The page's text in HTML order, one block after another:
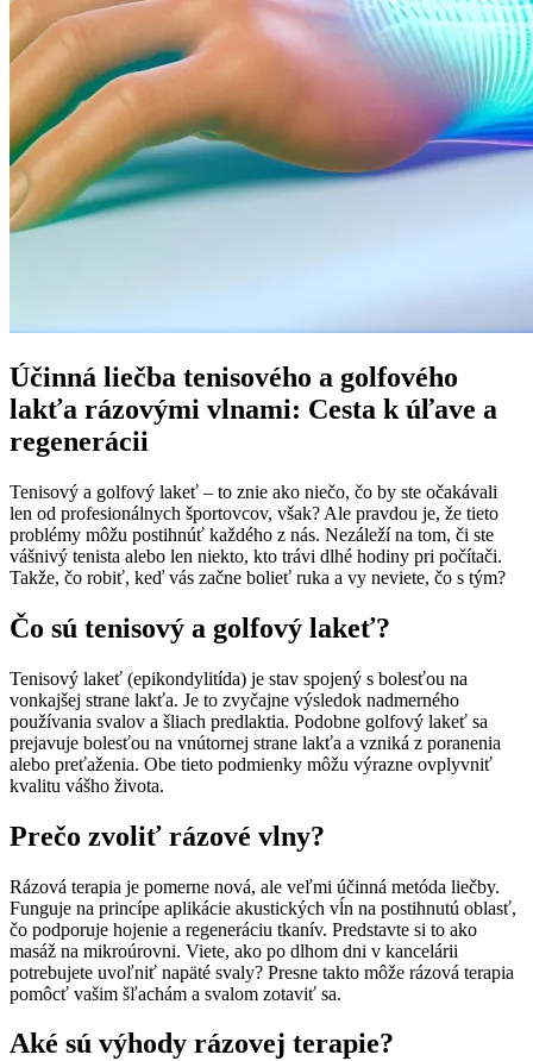
Účinná liečba tenisového a golfového
lakťa rázovými vlnami: Cesta k úľave a
regenerácii
Tenisový a golfový lakeť – to znie ako niečo, čo by ste očakávali
len od profesionálnych športovcov, však? Ale pravdou je, že tieto
problémy môžu postihnúť každého z nás. Nezáleží na tom, či ste
vášnivý tenista alebo len niekto, kto trávi dlhé hodiny pri počítači.
Takže, čo robiť, keď vás začne bolieť ruka a vy neviete, čo s tým?
Čo sú tenisový a golfový lakeť?
Tenisový lakeť (epikondylitída) je stav spojený s bolesťou na
vonkajšej strane lakťa. Je to zvyčajne výsledok nadmerného
používania svalov a šliach predlaktia. Podobne golfový lakeť sa
prejavuje bolesťou na vnútornej strane lakťa a vzniká z poranenia
alebo preťaženia. Obe tieto podmienky môžu výrazne ovplyvniť
kvalitu vášho života.
Prečo zvoliť rázové vlny?
Rázová terapia je pomerne nová, ale veľmi účinná metóda liečby.
Funguje na princípe aplikácie akustických vĺn na postihnutú oblasť,
čo podporuje hojenie a regeneráciu tkanív. Predstavte si to ako
masáž na mikroúrovni. Viete, ako po dlhom dni v kancelárii
potrebujete uvoľniť napäté svaly? Presne takto môže rázová terapia
pomôcť vašim šľachám a svalom zotaviť sa.
Aké sú výhody rázovej terapie?